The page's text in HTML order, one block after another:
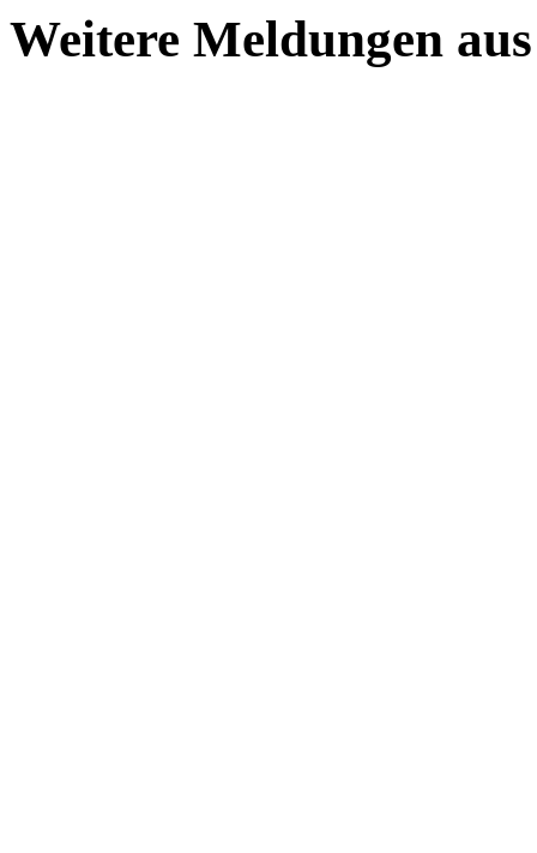
Weitere Meldungen